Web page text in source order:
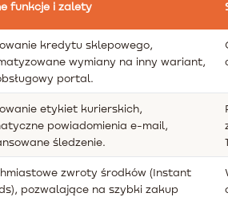
funkcje i zalety
kredytu sklepowego,
wymiany na inny wariant,
portal.
etykiet kurierskich,
powiadomienia e-mail,
śledzenie.
zwroty środków (Instant
pozwalające na szybki zakup